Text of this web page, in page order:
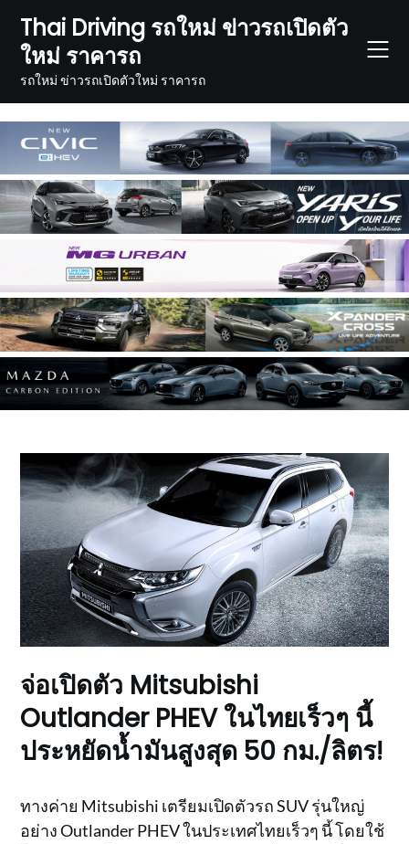
content
Thai Driving รถใหม่ ข่าวรถเปิดตัว
ใหม่ ราคารถ
รถใหม่ ข่าวรถเปิดตัวใหม่ ราคารถ
จ่อเปิดตัว Mitsubishi
Outlander PHEV ในไทยเร็วๆ นี้
ประหยัดน้ำมันสูงสุด 50 กม./ลิตร!
ทางค่าย Mitsubishi เตรียมเปิดตัวรถ SUV รุ่นใหญ่
อย่าง Outlander PHEV ในประเทศไทยเร็วๆ นี้ โดยใช้